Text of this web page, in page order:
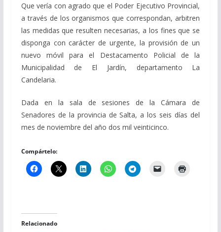
Que vería con agrado que el Poder Ejecutivo Provincial,
a través de los organismos que correspondan, arbitren
las medidas que resulten necesarias, a los fines que se
disponga con carácter de urgente, la provisión de un
nuevo móvil para el Destacamento Policial de la
Municipalidad de El Jardín, departamento La
Candelaria.
Dada en la sala de sesiones de la Cámara de
Senadores de la provincia de Salta, a los seis días del
mes de noviembre del año dos mil veinticinco.
Compártelo:
Relacionado